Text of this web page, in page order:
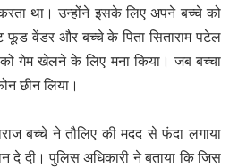
था। उन्होंने इसके लिए अपने बच्चे को
फूड वेंडर और बच्चे के पिता सिताराम पटेल
गेम खेलने के लिए मना किया। जब बच्चा
छीन लिया।
बच्चे ने तौलिए की मदद से फंदा लगाया
दी। पुलिस अधिकारी ने बताया कि जिस